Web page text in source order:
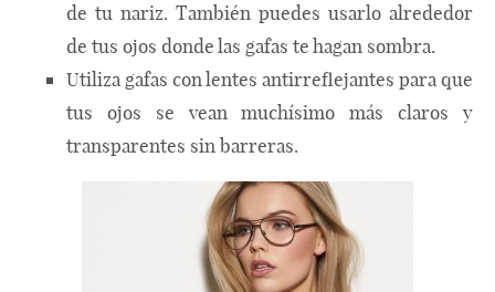
de tu nariz. También puedes usarlo alrededor
de tus ojos donde las gafas te hagan sombra.
Utiliza gafas con lentes antirreflejantes para que
tus ojos se vean muchísimo más claros y
transparentes sin barreras.